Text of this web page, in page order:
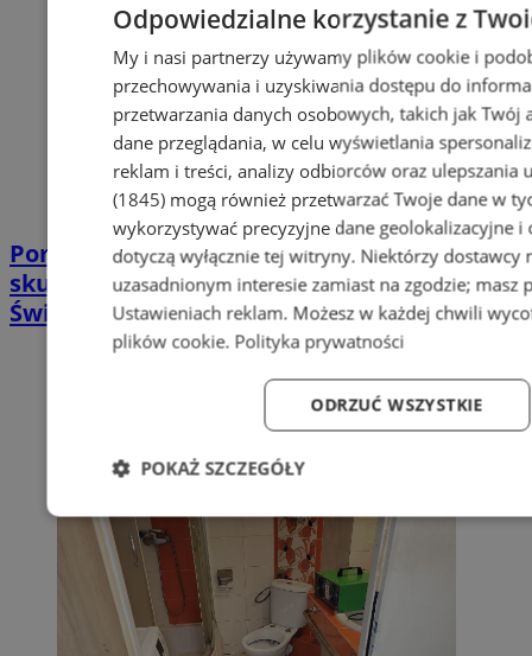
Poradnia leczenia ran przewlekłych -
skuteczna terapia trudno gojących się ran |
Świętochłowice
Odpowiedzialne korzystanie z
My i nasi partnerzy używamy plików cookie i
przechowywania i uzyskiwania dostępu do
przetwarzania danych osobowych, takich jak
dane przeglądania, w celu wyświetlania
reklam i treści, analizy odbiorców oraz ulepszania
(1845)mogą również przetwarzać Twoje dane w
wykorzystywać precyzyjne dane geolokalizacyjne
dotyczą wyłącznie tej witryny. Niektórzy dostawcy
uzasadnionym interesie zamiast na zgodzie; masz
Ustawieniach reklam. Możesz w każdej chwili
plików cookie. Polityka prywatności
ODRZUĆ WSZYSTKIE
POKAŻ SZCZEGÓŁY
Niezbędne Wydajność Targetowanie